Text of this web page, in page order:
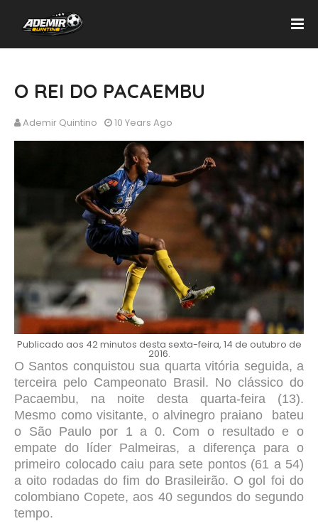
O REI DO PACAEMBU
Ademir Quintino 10 Years Ago
Publicado aos 42 minutos desta sexta-feira, 14 de outubro de
2016.
O Santos conquistou sua quarta vitória seguida, a
terceira pelo Campeonato Brasil. No clássico do
Pacaembu, na noite desta quarta-feira (13).
Mesmo como visitante, o alvinegro praiano bateu
o São Paulo por 1 a 0. Com o resultado e o
empate do líder Palmeiras, a diferença para o
primeiro colocado caiu para sete pontos (61 a 54)
a oito rodadas do fim do Brasileirão. O gol foi do
colombiano Copete, aos 40 segundos do segundo
tempo.